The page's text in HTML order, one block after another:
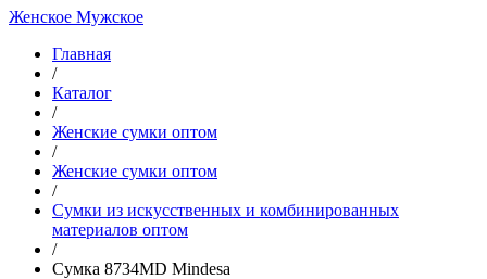
Женское Мужское
Главная
/
Каталог
/
Женские сумки оптом
/
Женские сумки оптом
/
Cумки из искусственных и комбинированных
материалов оптом
/
Сумка 8734MD Mindesa